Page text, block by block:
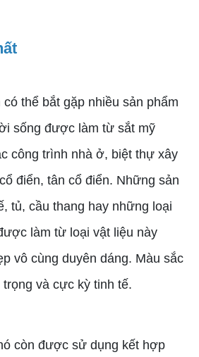
thể bắt gặp nhiều sản phẩm
sống được làm từ sắt mỹ
công trình nhà ở, biệt thự xây
điển, tân cổ điển. Những sản
tủ, cầu thang hay những loại
làm từ loại vật liệu này
vô cùng duyên dáng. Màu sắc
và cực kỳ tinh tế.
còn được sử dụng kết hợp